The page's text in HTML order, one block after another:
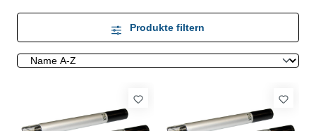
Produkte filtern